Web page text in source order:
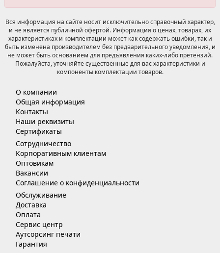
Вся информация на сайте носит исключительно справочный характер,
и не является публичной офертой. Информация о ценах, товарах, их
характеристиках и комплектации может как содержать ошибки, так и
быть изменена производителем без предварительного уведомления, и
не может быть основанием для предъявления каких-либо претензий.
Пожалуйста, уточняйте существенные для вас характеристики и
компоненты комплектации товаров.
О компании
Общая информация
Контакты
Наши реквизиты
Сертификаты
Сотрудничество
Корпоративным клиентам
Оптовикам
Вакансии
Соглашение о конфиденциальности
Обслуживание
Доставка
Оплата
Сервис центр
Аутсорсинг печати
Гарантия